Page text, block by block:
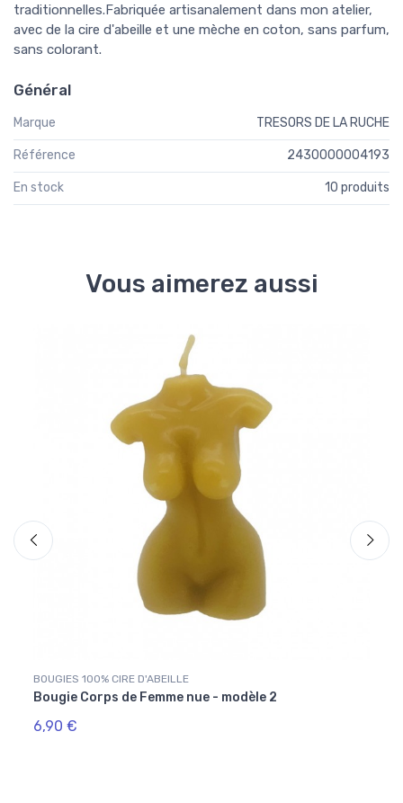
traditionnelles.Fabriquée artisanalement dans mon atelier,
avec de la cire d'abeille et une mèche en coton, sans parfum,
sans colorant.
Général
Marque TRESORS DE LA RUCHE
Référence 2430000004193
En stock 10 produits
Vous aimerez aussi
BOUGIES 100% CIRE D'ABEILLE
Bougie Corps de Femme nue - modèle 2
6,90 €